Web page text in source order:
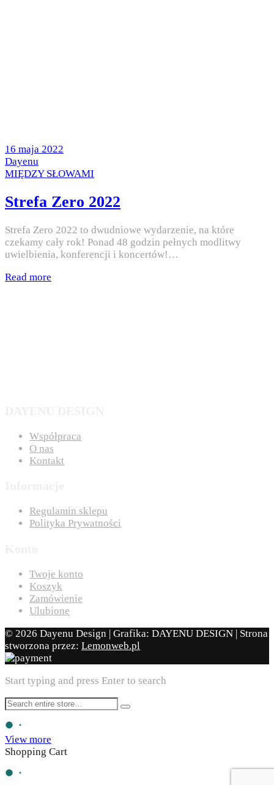
Posted
on
16 maja 2022
by
Dayenu
Posted
MIĘDZY SŁOWAMI
Strefa Zero 2022
Strefa Zero 2022 to dwudniowe wydarzenie, na które
czekamy cały rok! Ponad 48 godzin pełnych modlitwy
uwielbienia, konferencji i koncertów!…
Read more
Współpraca
O nas
Kontakt
Regulamin sklepu
Polityka Prywatności
Twoje konto
Koszyk
Zamówienie
Ulubione
© 2026 Dayenu Design | Grafika: DAYENU DESIGN | Strona
stworzona przez: Lemonweb.pl
Start typing and press Enter to search
View more
Shopping Cart